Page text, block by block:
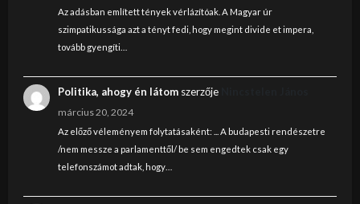
Az adásban említett tények vérlázítóak. A Magyar úr
szimpatikussága azt a tényt fedi, hogy megint divide et impera,
tovább gyengíti…
Politika, ahogy én látomszerzője
március 20, 2024
Az előző véleményem folytatásaként: ... A budapesti rendészetre
/nem messze a parlamenttől/ be sem engedtek csak egy
telefonszámot adtak, hogy…